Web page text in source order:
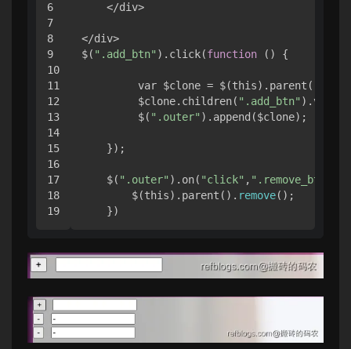
6
7
8
9
10
11
12
13
14
15
16
17
18
    </div>
</div>
$( ".add_btn" ).click(function () {
var $clone =
         $clone.children(
".add_btn" ).val(
         $(
".outer" ).append($clone);
    });
    $(
".outer" ).on( "click" , ".remove_btn"
        $(this).parent().
remove();
    })